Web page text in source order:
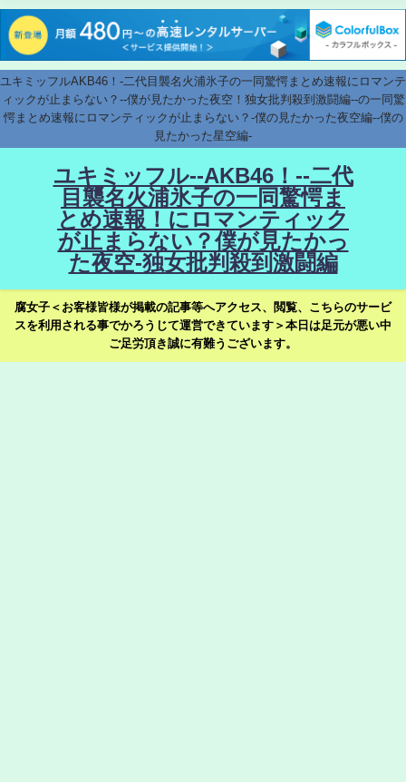
ユキミッフルAKB46！-二代目襲名火浦氷子の一同驚愕まとめ速報にロマンテ
ィックが止まらない？--僕が見たかった夜空！独女批判殺到激闘編--の一同驚
愕まとめ速報にロマンティックが止まらない？-僕の見たかった夜空編--僕の
見たかった星空編-
ユキミッフル--AKB46！--二代
目襲名火浦氷子の一同驚愕ま
とめ速報！にロマンティック
が止まらない？僕が見たかっ
た夜空-独女批判殺到激闘編
腐女子＜お客様皆様が掲載の記事等へアクセス、閲覧、こちらのサービ
スを利用される事でかろうじて運営できています＞本日は足元が悪い中
ご足労頂き誠に有難うございます。